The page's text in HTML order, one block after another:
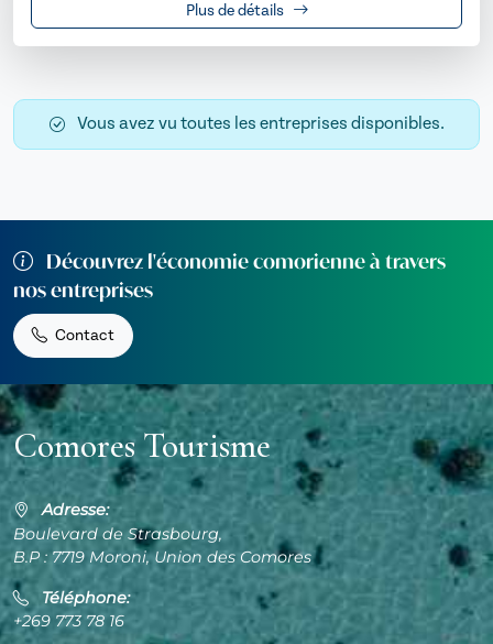
Plus de détails
Vous avez vu toutes les entreprises disponibles.
Découvrez l'économie comorienne à travers
nos entreprises
Contact
Comores Tourisme
Adresse:
Boulevard de Strasbourg,
B.P : 7719 Moroni, Union des Comores
Téléphone:
+269 773 78 16